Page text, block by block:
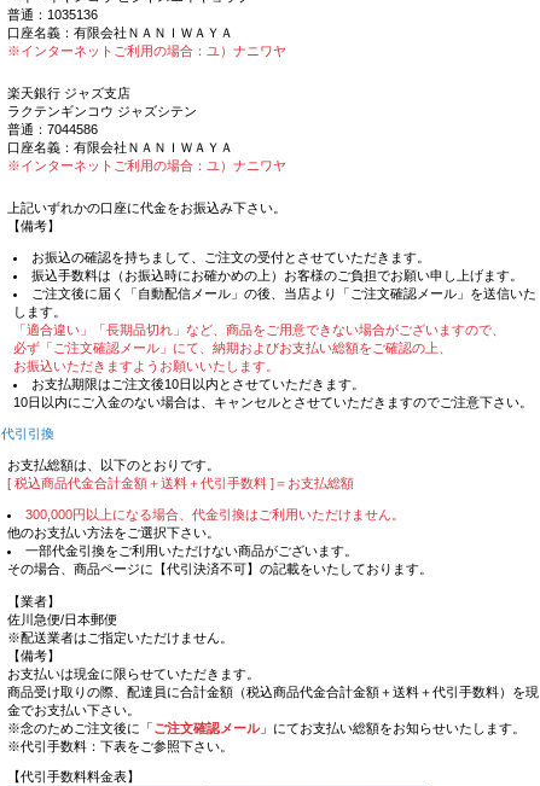
普通：1035136
口座名義：有限会社ＮＡＮＩＷＡＹＡ
※インターネットご利用の場合：ユ）ナニワヤ
楽天銀行 ジャズ支店
ラクテンギンコウ ジャズシテン
普通：7044586
口座名義：有限会社ＮＡＮＩＷＡＹＡ
※インターネットご利用の場合：ユ）ナニワヤ
上記いずれかの口座に代金をお振込み下さい。
【備考】
お振込の確認を持ちまして、ご注文の受付とさせていただきます。
振込手数料は（お振込時にお確かめの上）お客様のご負担でお願い申し上げます。
ご注文後に届く「自動配信メール」の後、当店より「ご注文確認メール」を送信いた
します。
「適合違い」「長期品切れ」など、商品をご用意できない場合がございますので、
必ず「ご注文確認メール」にて、納期およびお支払い総額をご確認の上、
お振込いただきますようお願いいたします。
お支払期限はご注文後10日以内とさせていただきます。
10日以内にご入金のない場合は、キャンセルとさせていただきますのでご注意下さい。
代引引換
お支払総額は、以下のとおりです。
[ 税込商品代金合計金額＋送料＋代引手数料 ]＝お支払総額
300,000円以上になる場合、代金引換はご利用いただけません。
他のお支払い方法をご選択下さい。
一部代金引換をご利用いただけない商品がございます。
その場合、商品ページに【代引決済不可】の記載をいたしております。
【業者】
佐川急便/日本郵便
※配送業者はご指定いただけません。
【備考】
お支払いは現金に限らせていただきます。
商品受け取りの際、配達員に合計金額（税込商品代金合計金額＋送料＋代引手数料）を現
金でお支払い下さい。
※念のためご注文後に「ご注文確認メール」にてお支払い総額をお知らせいたします。
※代引手数料：下表をご参照下さい。
【代引手数料料金表】